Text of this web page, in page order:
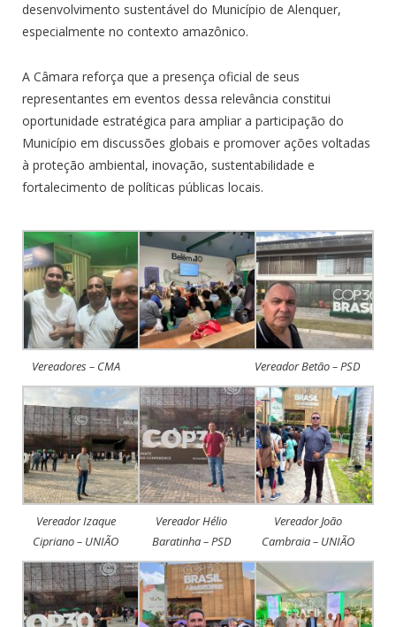
desenvolvimento sustentável do Município de Alenquer,
especialmente no contexto amazônico.
A Câmara reforça que a presença oficial de seus
representantes em eventos dessa relevância constitui
oportunidade estratégica para ampliar a participação do
Município em discussões globais e promover ações voltadas
à proteção ambiental, inovação, sustentabilidade e
fortalecimento de políticas públicas locais.
Vereadores – CMA Vereador Betão – PSD
Vereador Izaque
Cipriano – UNIÃO
Vereador Hélio
Baratinha – PSD
Vereador João
Cambraia – UNIÃO